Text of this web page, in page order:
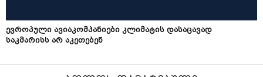
ევროპული ავიაკომპანიები კლიმატის დასაცავად
საკმარისს არ აკეთებენ